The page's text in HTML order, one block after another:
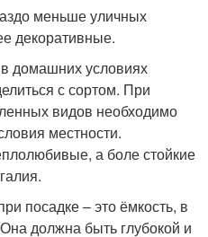
меньше уличных
декоративные.
домашних условиях
с сортом. При
видов необходимо
местности.
а боле стойкие
посадке – это ёмкость, в
Она должна быть глубокой и